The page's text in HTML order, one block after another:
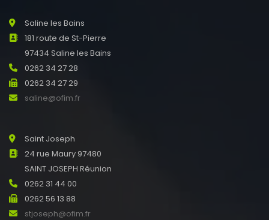
Saline les Bains
181 route de St-Pierre
97434 Saline les Bains
0262 34 27 28
0262 34 27 29
saline@ofim.fr
Saint Joseph
24 rue Maury 97480
SAINT JOSEPH Réunion
0262 31 44 00
0262 56 13 88
stjoseph@ofim.fr